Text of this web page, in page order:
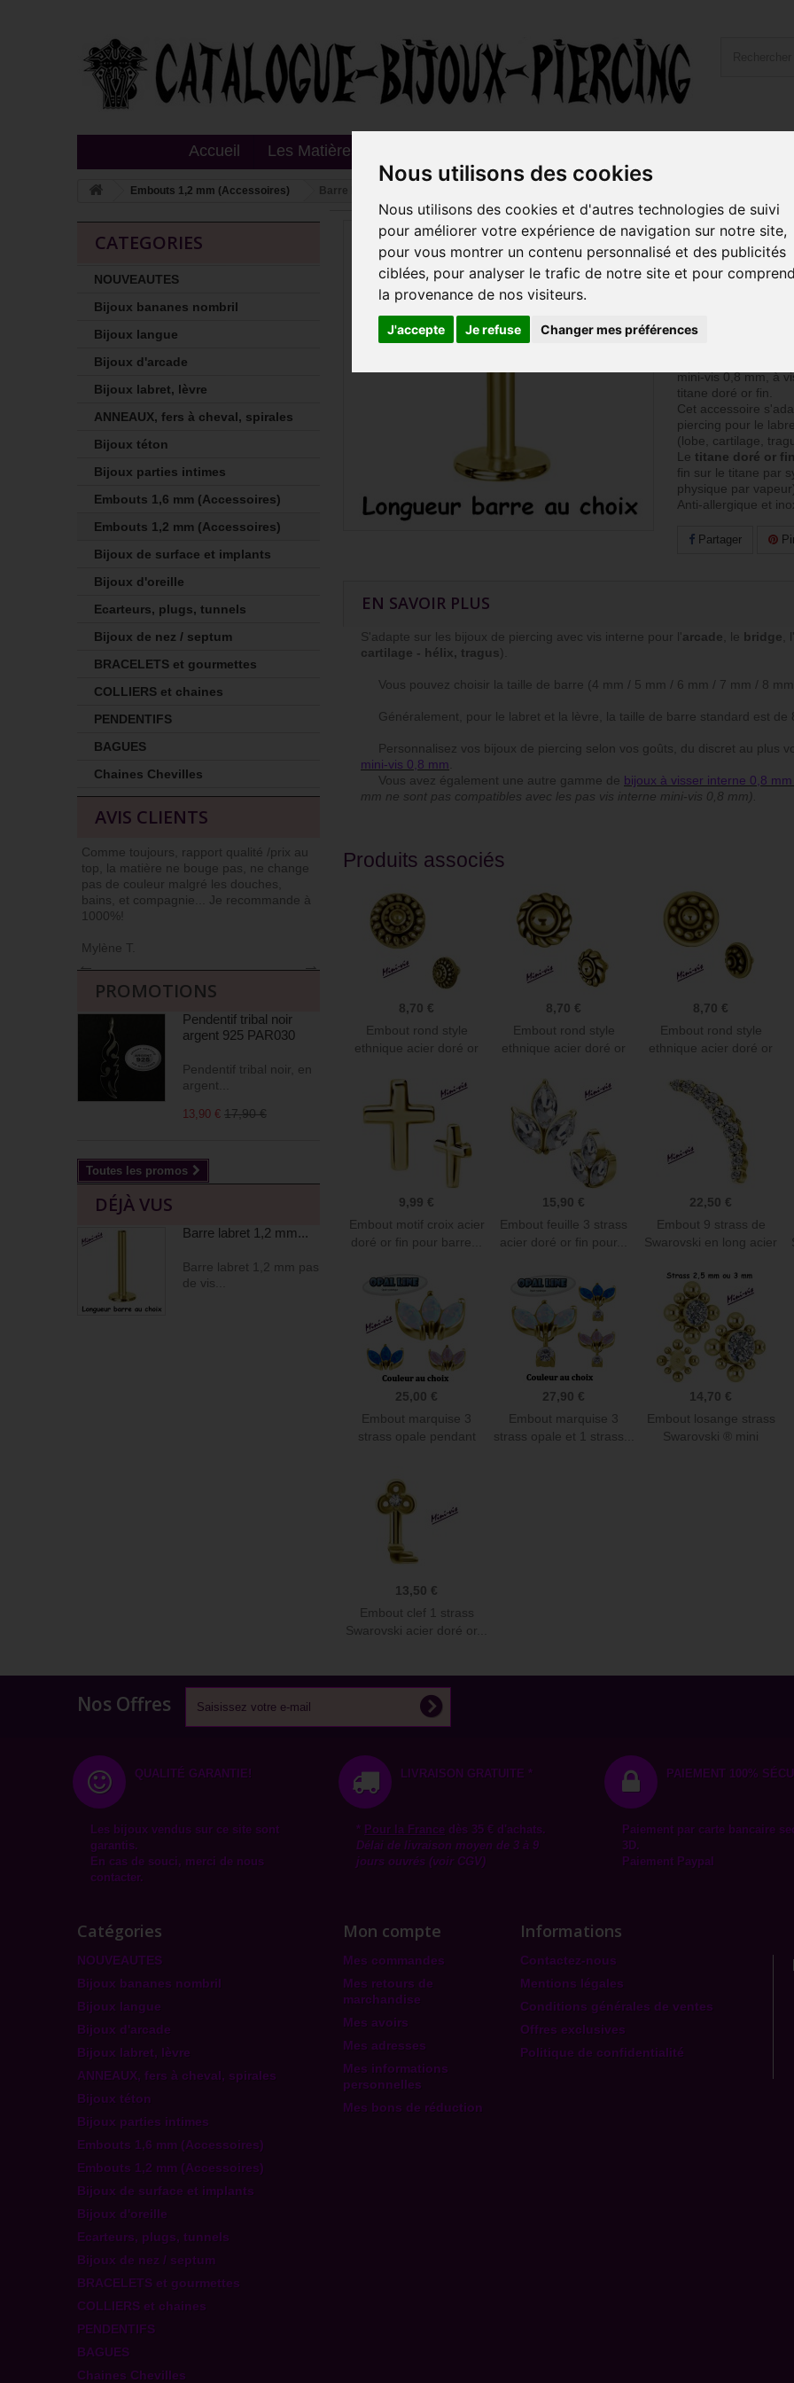
Nous utilisons des cookies
Nous utilisons des cookies et d'autres technologies de suivi
pour améliorer votre expérience de navigation sur notre site,
pour vous montrer un contenu personnalisé et des publicités
ciblées, pour analyser le trafic de notre site et pour
la provenance de nos visiteurs.
J'accepte Je refuse Changer mes préférences
Accueil Les Matières
Embouts 1,2 mm (Accessoires) Barre labret 1,2 mm titane doré or fin à visser interne mini-vis 0,8 mm TGPMLBI-PINS
CATEGORIES
NOUVEAUTES
Bijoux bananes nombril
Bijoux langue
Bijoux d'arcade
Bijoux labret, lèvre
ANNEAUX, fers à cheval, spirales
Bijoux téton
Bijoux parties intimes
Embouts 1,6 mm (Accessoires)
Embouts 1,2 mm (Accessoires)
Bijoux de surface et implants
Bijoux d'oreille
Ecarteurs, plugs, tunnels
Bijoux de nez / septum
BRACELETS et gourmettes
COLLIERS et chaines
PENDENTIFS
BAGUES
Chaines Chevilles
AVIS CLIENTS
Comme toujours, rapport qualité /prix au
top, la matière ne bouge pas, ne change
pas de couleur malgré les douches,
bains, et compagnie... Je recommande à
1000%!
Mylène T.
J’ai l’habitude de commander sur ce site
car niveau qualité prix c’est au top !
livrés soigneusement et avec gentillesse
(j’apprécie !)
Christel D
→
←
PROMOTIONS
Pendentif tribal noir
argent 925 PAR030
Pendentif tribal noir, en
argent...
13,90 € 17,90 €
Toutes les promos
DÉJÀ VUS
Barre labret 1,2 mm...
Barre labret 1,2 mm pas
de vis...
Barre labret
doré or fin à
mini-vis 0,8
Référence :
Barre labret 1,2
mini-vis 0,8 mm, à
titane doré or fin.
Cet accessoire
piercing pour le
(lobe, cartilage,
Le titane doré or fin
fin sur le titane par
physique par
Anti-allergique et
Partager
EN SAVOIR PLUS
S'adapte sur les bijoux de piercing avec vis interne pour l'arcade , le bridge , l'
cartilage - hélix, tragus).
Vous pouvez choisir la taille de barre (4 mm / 5 mm / 6 mm / 7 mm / 8 mm
Généralement, pour le labret et la lèvre, la taille de barre standard est de
Personnalisez vos bijoux de piercing selon vos goûts, du discret au plus
mini-vis 0,8 mm
Vous avez également une autre gamme de bijoux à visser interne 0,8
mm ne sont pas compatibles avec les pas vis interne mini-vis 0,8 mm).
Produits associés
8,70 €
Embout rond style
ethnique acier doré or
8,70 €
Embout rond style
ethnique acier doré or
8,70 €
Embout rond style
ethnique acier doré or
9,99 €
Embout motif croix acier
doré or fin pour barre...
15,90 €
Embout feuille 3 strass
acier doré or fin pour...
22,50 €
Embout 9 strass de
Swarovski en long acier
25,00 €
Embout marquise 3
strass opale pendant
27,90 €
Embout marquise 3
strass opale et 1 strass...
14,70 €
Embout losange strass
Swarovski ® mini
13,50 €
Embout clef 1 strass
Swarovski acier doré or...
Nos Offres
QUALITÉ GARANTIE!
Les bijoux vendus sur ce site sont
garantis.
En cas de souci, merci de nous
contacter.
LIVRAISON GRATUITE *
* Pour la France dès 35 € d'achats.
Délai de livraison moyen de 3 à 9
jours ouvrés (voir CGV)
PAIEMENT 100%
Paiement par carte bancaire
3D.
Paiement Paypal
Catégories
NOUVEAUTES
Bijoux bananes nombril
Bijoux langue
Bijoux d'arcade
Bijoux labret, lèvre
ANNEAUX, fers à cheval, spirales
Bijoux téton
Bijoux parties intimes
Embouts 1,6 mm (Accessoires)
Embouts 1,2 mm (Accessoires)
Bijoux de surface et implants
Bijoux d'oreille
Ecarteurs, plugs, tunnels
Bijoux de nez / septum
BRACELETS et gourmettes
COLLIERS et chaines
PENDENTIFS
BAGUES
Chaines Chevilles
Mon compte
Mes commandes
Mes retours de
marchandise
Mes avoirs
Mes adresses
Mes informations
personnelles
Mes bons de réduction
Informations
Contactez-nous
Mentions légales
Conditions générales de ventes
Offres exclusives
Politique de confidentialité